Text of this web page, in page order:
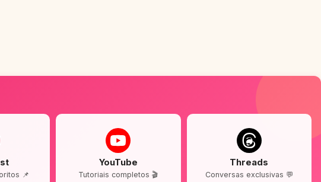
📌
YouTube
Tutoriais completos 🎬
Threads
Conversas exclusivas 💬